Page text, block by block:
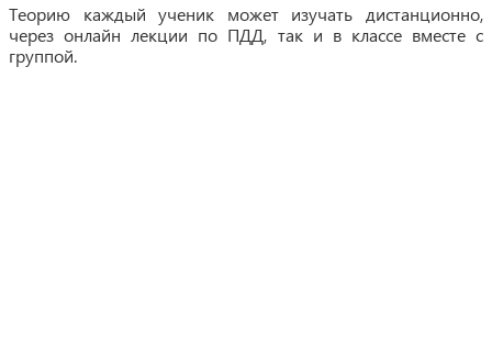
Теорию каждый ученик может изучать дистанционно,
через онлайн лекции по ПДД, так и в классе вместе с
группой.